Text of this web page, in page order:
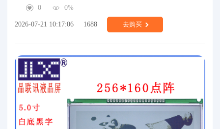
0
0%
2026-07-21 10:17:06 1688 去购买